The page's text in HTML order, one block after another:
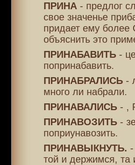
ПРИНА- предлог
свое значенье
придает ему
объяснить это
ПРИНАБАВИТЬ-
попринабавить.
ПРИНАБРАЛИСЬ-
много ли набрали.
ПРИНАВАЛИСЬ- ,
ПРИНАВОЗИТЬ-
поприунавозить.
ПРИНАВЫКНУТЬ.
той и держимся, та